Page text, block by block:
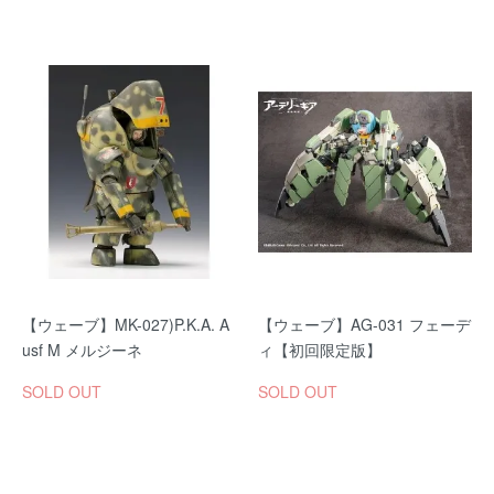
【ウェーブ】MK-027)P.K.A. A
usf M メルジーネ
SOLD OUT
【ウェーブ】AG-031 フェーデ
ィ【初回限定版】
SOLD OUT